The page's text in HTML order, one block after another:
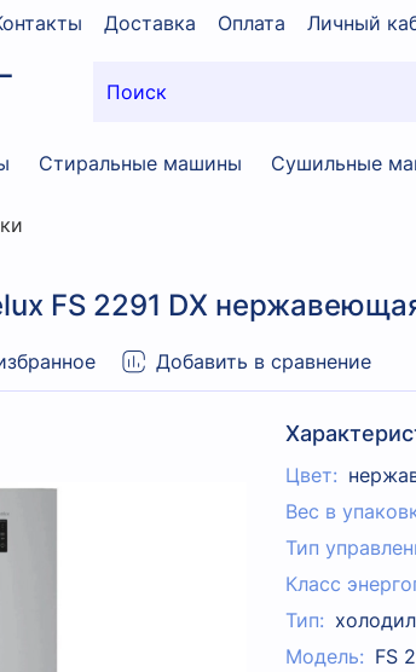
Доставка Оплата Личный
Стиральные машины Сушильные
FS 2291 DX
Добавить в сравнение
Цвет:
Вес в
Тип
Класс
Тип:
Модель: FS